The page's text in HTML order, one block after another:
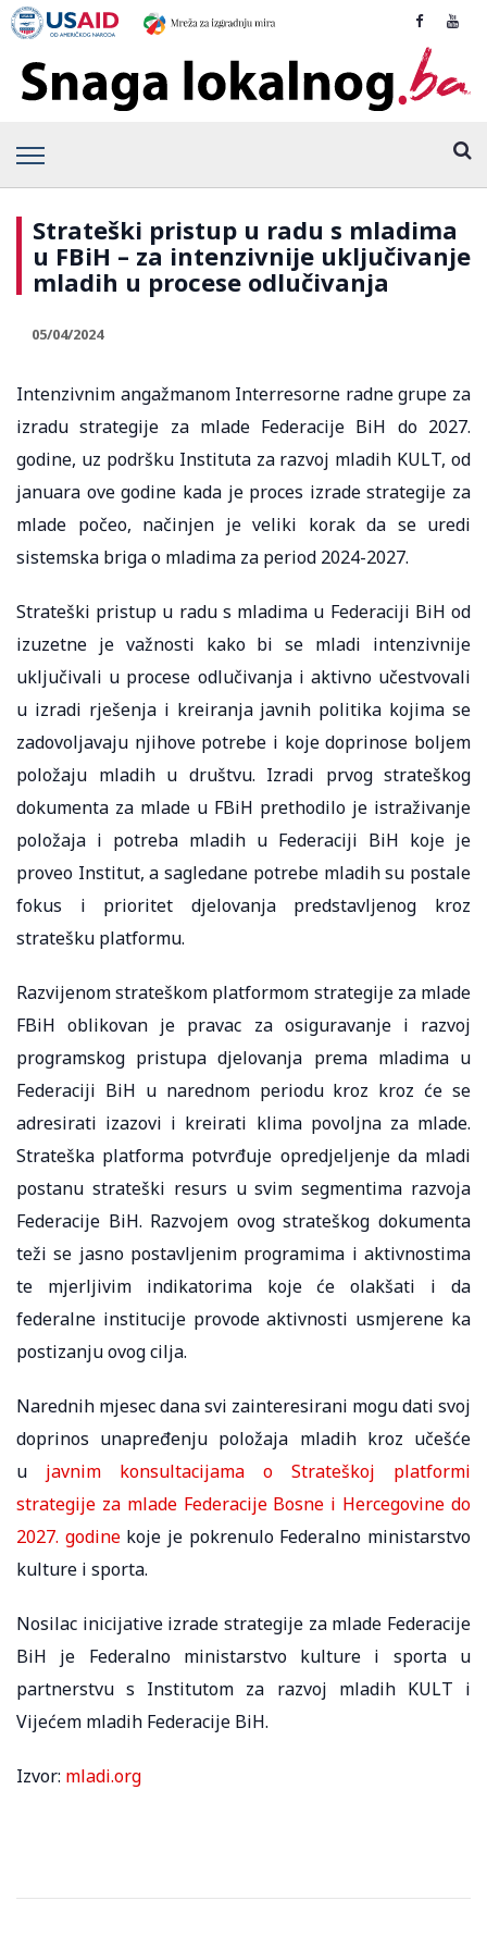
Strateški pristup u radu s mladima
u FBiH – za intenzivnije uključivanje
mladih u procese odlučivanja
05/04/2024
Intenzivnim angažmanom Interresorne radne grupe za
izradu strategije za mlade Federacije BiH do 2027.
godine, uz podršku Instituta za razvoj mladih KULT, od
januara ove godine kada je proces izrade strategije za
mlade počeo, načinjen je veliki korak da se uredi
sistemska briga o mladima za period 2024-2027.
Strateški pristup u radu s mladima u Federaciji BiH od
izuzetne je važnosti kako bi se mladi intenzivnije
uključivali u procese odlučivanja i aktivno učestvovali
u izradi rješenja i kreiranja javnih politika kojima se
zadovoljavaju njihove potrebe i koje doprinose boljem
položaju mladih u društvu. Izradi prvog strateškog
dokumenta za mlade u FBiH prethodilo je istraživanje
položaja i potreba mladih u Federaciji BiH koje je
proveo Institut, a sagledane potrebe mladih su postale
fokus i prioritet djelovanja predstavljenog kroz
stratešku platformu.
Razvijenom strateškom platformom strategije za mlade
FBiH oblikovan je pravac za osiguravanje i razvoj
programskog pristupa djelovanja prema mladima u
Federaciji BiH u narednom periodu kroz kroz će se
adresirati izazovi i kreirati klima povoljna za mlade.
Strateška platforma potvrđuje opredjeljenje da mladi
postanu strateški resurs u svim segmentima razvoja
Federacije BiH. Razvojem ovog strateškog dokumenta
teži se jasno postavljenim programima i aktivnostima
te mjerljivim indikatorima koje će olakšati i da
federalne institucije provode aktivnosti usmjerene ka
postizanju ovog cilja.
Narednih mjesec dana svi zainteresirani mogu dati svoj
doprinos unapređenju položaja mladih kroz učešće
u javnim konsultacijama o Strateškoj platformi
strategije za mlade Federacije Bosne i Hercegovine do
2027. godinekoje je pokrenulo Federalno ministarstvo
kulture i sporta.
Nosilac inicijative izrade strategije za mlade Federacije
BiH je Federalno ministarstvo kulture i sporta u
partnerstvu s Institutom za razvoj mladih KULT i
Vijećem mladih Federacije BiH.
Izvor: mladi.org